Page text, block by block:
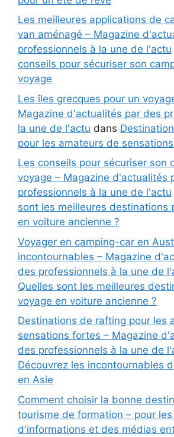
Les meilleures applications de
van aménagé – Magazine
professionnels à la une de l'actu
conseils pour sécuriser son
voyage
Les îles grecques pour un
Magazine d'actualités par des
la une de l'actu dans
pour les amateurs de
Les conseils pour sécuriser son
voyage – Magazine d'actualités
professionnels à la une de l'actu
sont les meilleures destinations
en voiture ancienne ?
Voyager en camping-car en
incontournables – Magazine
des professionnels à la une de
Quelles sont les meilleures
voyage en voiture ancienne ?
Destinations de rafting pour les
sensations fortes – Magazine
des professionnels à la une de
Découvrez les incontournables
en Asie
Comment choisir la bonne
tourisme de formation – pour
d'informations et des médias